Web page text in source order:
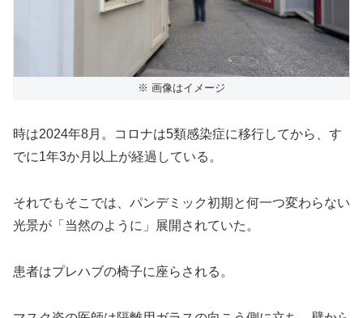
※ 画像はイメージ
時は2024年8月。コロナは5類感染症に移行してから、す
でに1年3か月以上が経過している。
それでもそこでは、パンデミック初期と何一つ変わらない
光景が「当然のように」展開されていた。
患者はプレハブの椅子に座らされる。